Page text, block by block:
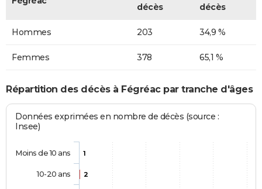
décès
décès
Hommes 203 34,9 %
Femmes 378 65,1 %
Répartition des décès à Fégréac par tranche d'âges
Données exprimées en nombre de décès (source :
Insee)
1
2
Moins de 10 ans
10-20 ans